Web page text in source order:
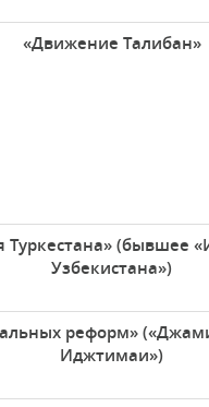
«Движение Талибан»
Туркестана» (бывшее
Узбекистана»)
реформ»
Иджтимаи»)